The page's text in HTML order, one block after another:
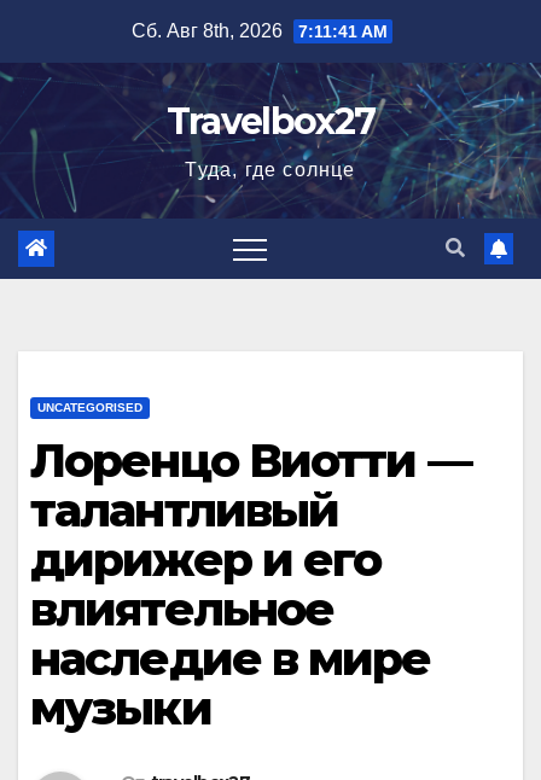
содержимому
Сб. Авг 8th, 2026 7:11:42 AM
Travelbox27
Туда, где солнце
UNCATEGORISED
Лоренцо Виотти —
талантливый
дирижер и его
влиятельное
наследие в мире
музыки